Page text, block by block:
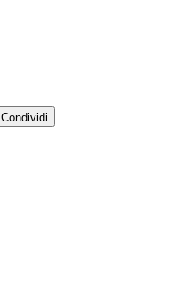
Condividi